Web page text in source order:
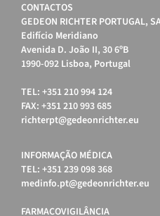
CONTACTOS
GEDEON RICHTER PORTUGAL,
Edifício Meridiano
Avenida D. João II, 30 6ºB
1990-092 Lisboa, Portugal
TEL: +351 210 994 124
FAX: +351 210 993 685
richterpt@gedeonrichter.eu
INFORMAÇÃO MÉDICA
TEL: +351 239 098 368
medinfo.pt@gedeonrichter.eu
FARMACOVIGILÂNCIA